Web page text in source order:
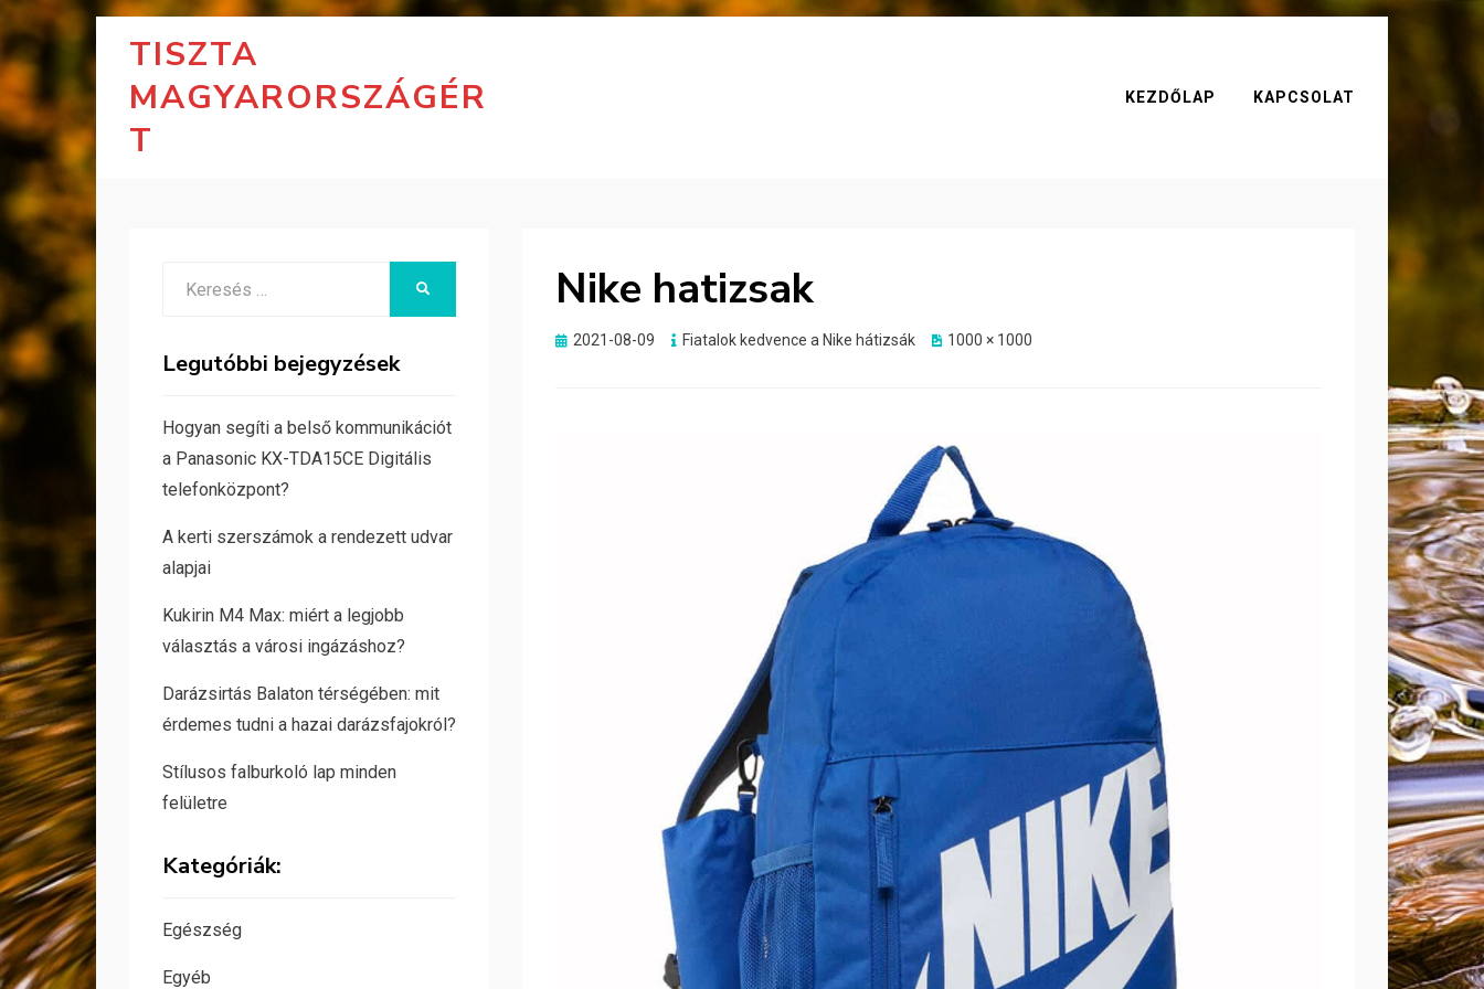
TISZTA
MAGYARORSZÁGÉR
T
KEZDŐLAP KAPCSOLAT
Nike hatizsak
Posted
2021-08-09 Fiatalok kedvence a Nike hátizsák 1000 × 1000
Legutóbbi bejegyzések
Hogyan segíti a belső kommunikációt
a Panasonic KX-TDA15CE Digitális
telefonközpont?
A kerti szerszámok a rendezett udvar
alapjai
Kukirin M4 Max: miért a legjobb
választás a városi ingázáshoz?
Darázsirtás Balaton térségében: mit
érdemes tudni a hazai darázsfajokról?
Stílusos falburkoló lap minden
felületre
Kategóriák:
Egészség
Egyéb